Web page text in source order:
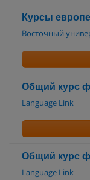
Курсы
Восточный
Общий курс
Language Link
Общий курс
Language Link